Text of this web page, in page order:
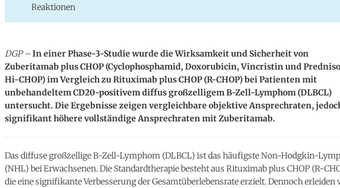
Reaktionen
DGP –In einer Phase-3-Studie wurde die Wirksamkeit und Sicherheit von
Zuberitamab plus CHOP (Cyclophosphamid, Doxorubicin, Vincristin und
Hi-CHOP) im Vergleich zu Rituximab plus CHOP (R-CHOP) bei Patienten mit
unbehandeltem CD20-positivem diffus großzelligem B-Zell-Lymphom (DLBCL)
untersucht. Die Ergebnisse zeigen vergleichbare objektive Ansprechraten,
signifikant höhere vollständige Ansprechraten mit Zuberitamab.
Das diffuse großzellige B-Zell-Lymphom (DLBCL) ist das häufigste Non-Hodgkin-
(NHL) bei Erwachsenen. Die Standardtherapie besteht aus Rituximab plus CHOP (R-
die eine signifikante Verbesserung der Gesamtüberlebensrate erzielt. Dennoch erleiden